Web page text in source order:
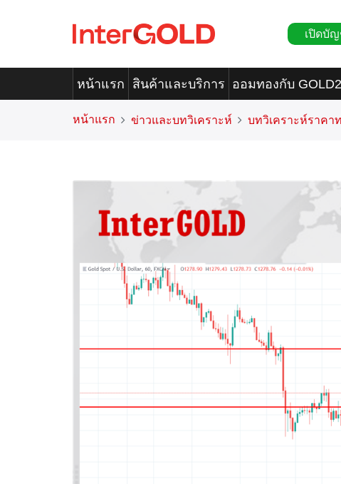
เปิดบั
หน้าแรก สินค้าและบริการ ออมทองกับ
หน้าแรก ข่าวและบทวิเคราะห์ บทวิเคราะห์ราคา